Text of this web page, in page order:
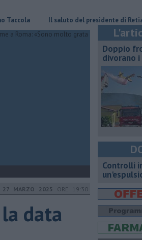
Il saluto del presidente di Retiambiente,
27 MARZO 2025 ORE 19:30
data
Doppio
divorano i
Controlli